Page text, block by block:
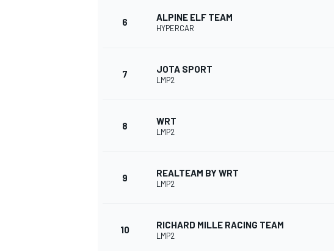
6 ALPINE ELF TEAM
HYPERCAR
7 JOTA SPORT
LMP2
8 WRT
LMP2
9 REALTEAM BY WRT
LMP2
10 RICHARD MILLE RACING TEAM
LMP2